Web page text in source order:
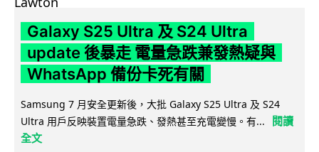
Galaxy S25 Ultra 及 S24 Ultra
update 後暴走 電量急跌兼發熱疑與
WhatsApp 備份卡死有關
Samsung 7 月安全更新後，大批 Galaxy S25 Ultra 及 S24
Ultra 用戶反映裝置電量急跌、發熱甚至充電變慢。有...
閱讀
全文